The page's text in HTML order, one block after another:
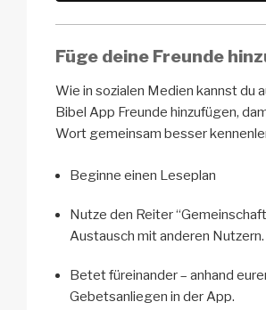
Füge deine Freunde
Wie in sozialen Medien kannst du
Bibel App Freunde hinzufügen,
Wort gemeinsam besser
Beginne einen Leseplan
Nutze den Reiter
Austausch mit anderen Nutzern.
Betet füreinander – anhand
Gebetsanliegen in der App.